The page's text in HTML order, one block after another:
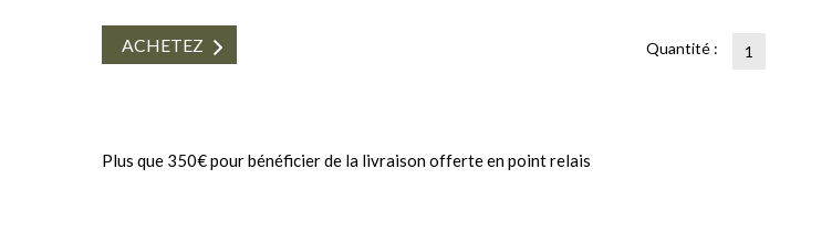
Quantité :
ACHETEZ
Plus que 350€ pour bénéficier de la livraison offerte en point relais